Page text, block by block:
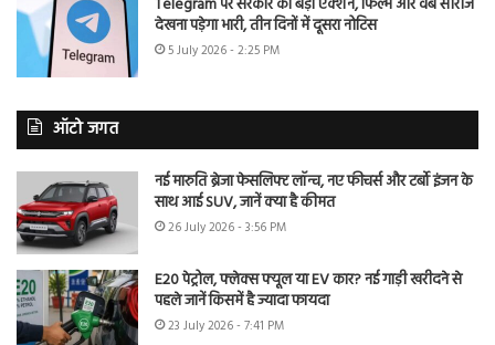
देखना पड़ेगा भारी, तीन दिनों में दूसरा नोटिस
5 July 2026 - 2:25 PM
ऑटो जगत
नई मारुति ब्रेजा फेसलिफ्ट लॉन्च, नए फीचर्स और टर्बो इंजन के
साथ आई SUV, जानें क्या है कीमत
26 July 2026 - 3:56 PM
E20 पेट्रोल, फ्लेक्स फ्यूल या EV कार? नई गाड़ी खरीदने से
पहले जानें किसमें है ज्यादा फायदा
23 July 2026 - 7:41 PM